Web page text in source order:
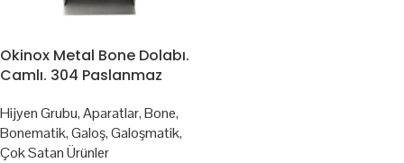
Okinox Metal Bone Dolabı.
Camlı. 304 Paslanmaz
Hijyen Grubu,Aparatlar,Bone,
Bonematik,Galoş,Galoşmatik,
Çok Satan Ürünler